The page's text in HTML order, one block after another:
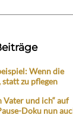
Wenn die
zu pflegen
Vater und ich“ auf
Doku nun